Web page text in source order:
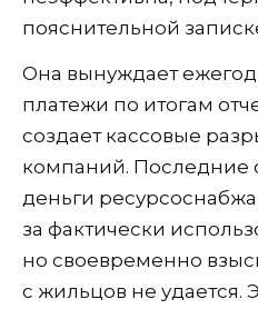
пояснительной
Она вынуждает
платежи по итогам
создает кассовые
компаний. Последние
деньги
за фактически
но своевременно
с жильцов не удается.